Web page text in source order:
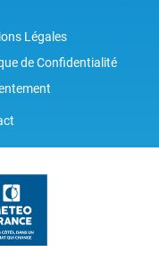
Légales
de Confidentialité